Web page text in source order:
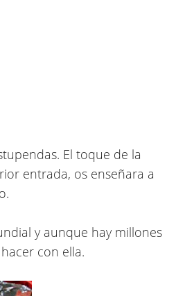
El toque de la
entrada, os enseñara a
y aunque hay millones
con ella.